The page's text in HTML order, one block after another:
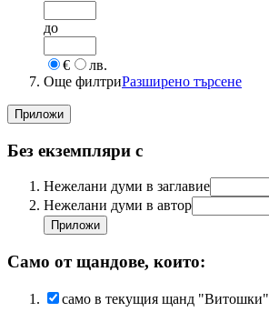
до
€
лв.
Още филтриРазширено търсене
Без екземпляри с
Нежелани думи в заглавие
Нежелани думи в автор
Само от щандове, които:
само в текущия щанд "Витошки"